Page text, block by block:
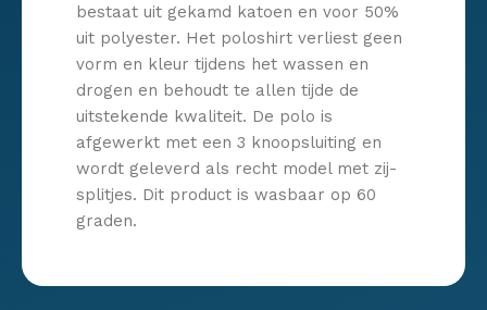
bestaat uit gekamd katoen en voor 50%
uit polyester. Het poloshirt verliest geen
vorm en kleur tijdens het wassen en
drogen en behoudt te allen tijde de
uitstekende kwaliteit. De polo is
afgewerkt met een 3 knoopsluiting en
wordt geleverd als recht model met zij-
splitjes. Dit product is wasbaar op 60
graden.